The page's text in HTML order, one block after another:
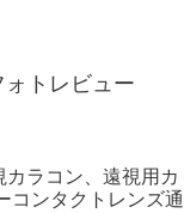
ォトレビュー
ラコン、遠視用カ
コンタクトレンズ通